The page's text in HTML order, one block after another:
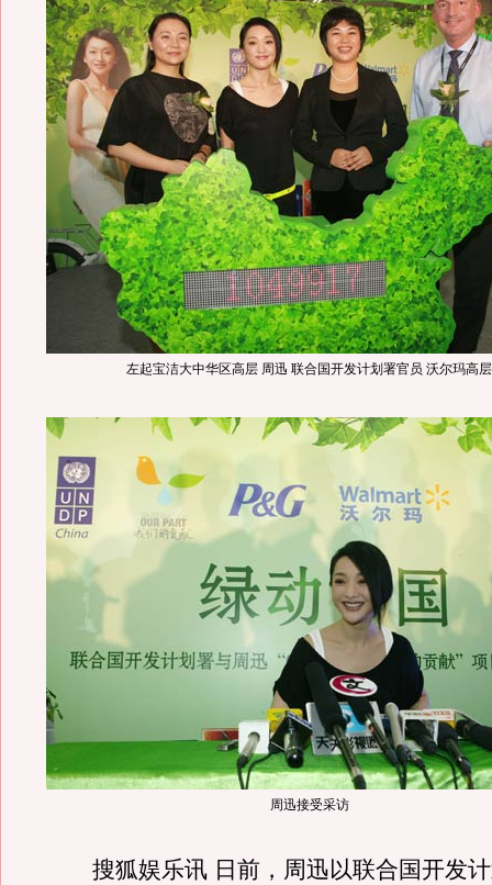
左起宝洁大中华区高层 周迅 联合国开发计划署官员 沃尔玛高层
周迅接受采访
搜狐娱乐讯 日前，周迅以联合国开发计